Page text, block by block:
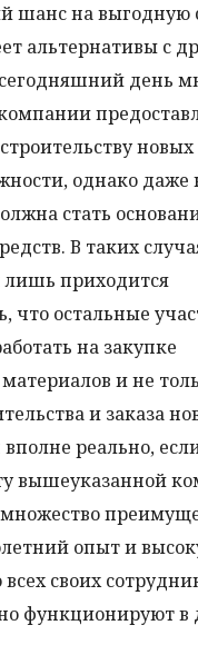
шанс на выгодную
альтернативы с
день
однако даже
стать
В таких
лишь приходится
что остальные
на закупке
и не
и заказа
реально,
вышеуказанной
опыт и
своих
функционируют в